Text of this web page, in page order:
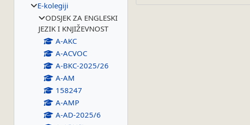
E-kolegiji
ODSJEK ZA ENGLESKI
JEZIK I KNJIŽEVNOST
A-AKC
A-ACVOC
A-BKC-2025/26
A-AM
158247
A-AMP
A-AD-2025/6